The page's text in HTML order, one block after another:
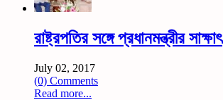
রাষ্ট্রপতির সঙ্গে প্রধানমন্ত্রীর সাক্ষাৎ
July 02, 2017
(0) Comments
Read more...